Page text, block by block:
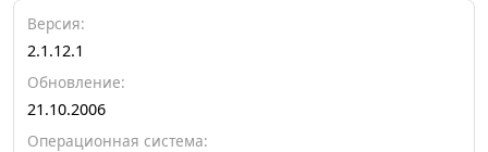
Версия:
2.1.12.1
Обновление:
21.10.2006
Операционная система: